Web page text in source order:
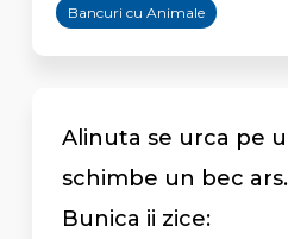
Bancuri cu Animale
Alinuta se urca pe
schimbe un bec ars.
Bunica ii zice: